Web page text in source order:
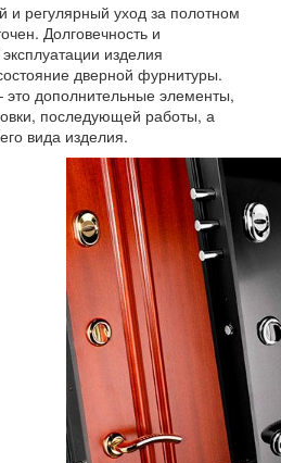
регулярный уход за полотном
Долговечность и
изделия
дверной фурнитуры.
дополнительные элементы,
последующей работы, а
вида изделия.